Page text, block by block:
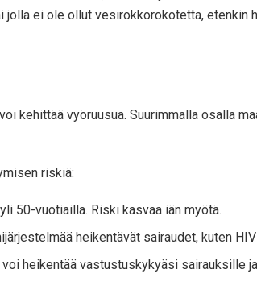
ei ole ollut vesirokkorokotetta, etenkin
kehittää vyöruusua. Suurimmalla osalla
riskiä:
50-vuotiailla. Riski kasvaa iän myötä.
heikentävät sairaudet, kuten
heikentää vastustuskykyäsi sairauksille